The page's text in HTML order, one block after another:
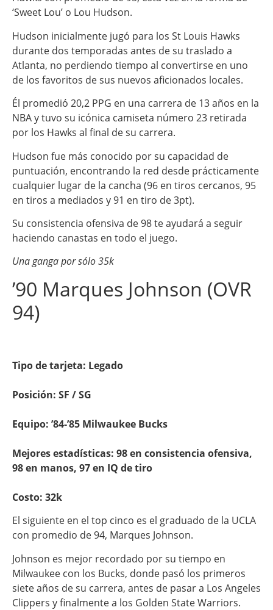
‘Sweet Lou’ o Lou Hudson.
Hudson inicialmente jugó para los St Louis Hawks
durante dos temporadas antes de su traslado a
Atlanta, no perdiendo tiempo al convertirse en uno
de los favoritos de sus nuevos aficionados locales.
Él promedió 20,2 PPG en una carrera de 13 años en la
NBA y tuvo su icónica camiseta número 23 retirada
por los Hawks al final de su carrera.
Hudson fue más conocido por su capacidad de
puntuación, encontrando la red desde prácticamente
cualquier lugar de la cancha (96 en tiros cercanos, 95
en tiros a mediados y 91 en tiro de 3pt).
Su consistencia ofensiva de 98 te ayudará a seguir
haciendo canastas en todo el juego.
Una ganga por sólo 35k
’90 Marques Johnson (OVR
94)
Tipo de tarjeta: Legado
Posición: SF / SG
Equipo: ’84-’85 Milwaukee Bucks
Mejores estadísticas: 98 en consistencia ofensiva,
98 en manos, 97 en IQ de tiro
Costo: 32k
El siguiente en el top cinco es el graduado de la UCLA
con promedio de 94, Marques Johnson.
Johnson es mejor recordado por su tiempo en
Milwaukee con los Bucks, donde pasó los primeros
siete años de su carrera, antes de pasar a Los Angeles
Clippers y finalmente a los Golden State Warriors.